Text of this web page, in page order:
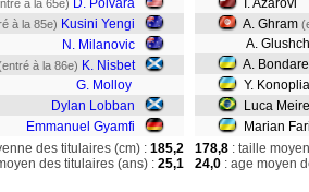
à la 65e) D. Polvara
à la 85e) Kusini Yengi
N. Milanovic
à la 86e) K. Nisbet
G. Molloy
Dylan Lobban
Emmanuel Gyamfi
I. Azarovi
A. Ghram
A.
A.
Y.
Luca
Marian
des titulaires (cm) : 185,2
des titulaires (ans) : 25,1
178,8 : taille
24,0 : age moyen